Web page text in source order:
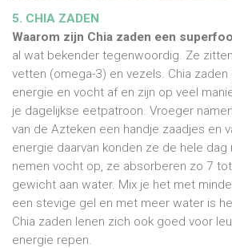
5. CHIA ZADEN
Waarom zijn Chia zaden een
al wat bekender tegenwoordig. Ze
vetten (omega-3) en vezels. Chia zaden
energie en vocht af en zijn op veel
je dagelijkse eetpatroon. Vroeger
van de Azteken een handje zaadjes en
energie daarvan konden ze de hele dag
nemen vocht op, ze absorberen zo 7
gewicht aan water. Mix je het met
een stevige gel en met meer water is
Chia zaden lenen zich ook goed voor
energie repen.